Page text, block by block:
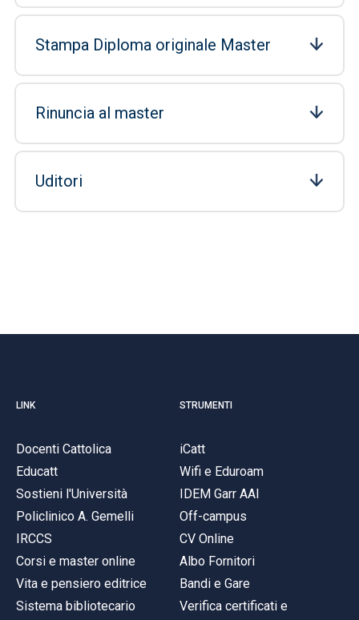
Stampa Diploma originale Master
Rinuncia al master
Uditori
LINK
Docenti Cattolica
Educatt
Sostieni l'Università
Policlinico A. Gemelli
IRCCS
Corsi e master online
Vita e pensiero editrice
Sistema bibliotecario
STRUMENTI
iCatt
Wifi e Eduroam
IDEM Garr AAI
Off-campus
CV Online
Albo Fornitori
Bandi e Gare
Verifica certificati e